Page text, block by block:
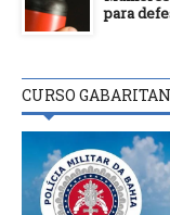
para
CURSO